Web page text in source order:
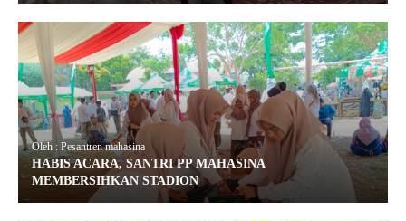
Oleh : Pesantren mahasina
HABIS ACARA, SANTRI PP MAHASINA
MEMBERSIHKAN STADION